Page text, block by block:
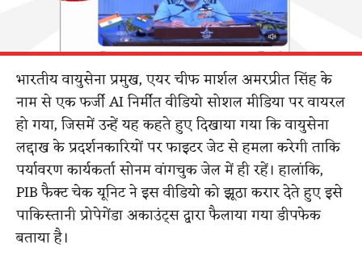
भारतीय वायुसेना प्रमुख, एयर चीफ मार्शल अमरप्रीत सिंह के
नाम से एक फर्जी AI निर्मीत वीडियो सोशल मीडिया पर वायरल
हो गया, जिसमें उन्हें यह कहते हुए दिखाया गया कि वायुसेना
लद्दाख के प्रदर्शनकारियों पर फाइटर जेट से हमला करेगी ताकि
पर्यावरण कार्यकर्ता सोनम वांगचुक जेल में ही रहें। हालांकि,
PIB फैक्ट चेक यूनिट ने इस वीडियो को झूठा करार देते हुए इसे
पाकिस्तानी प्रोपेगेंडा अकाउंट्स द्वारा फैलाया गया डीपफेक
बताया है।